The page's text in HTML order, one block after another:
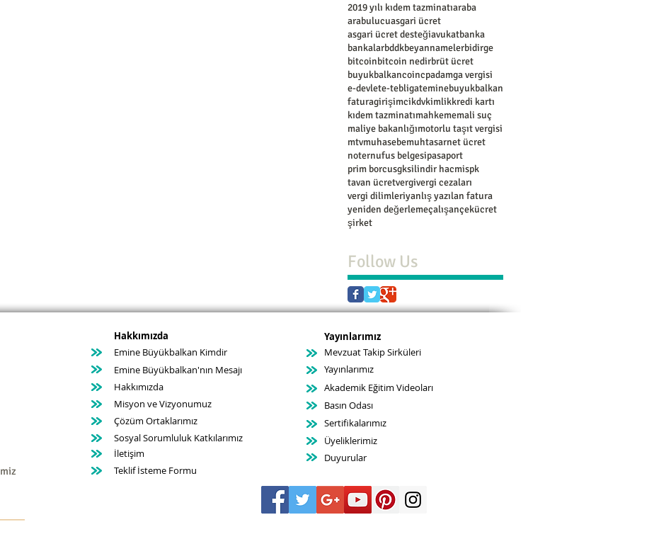
2019 yılı kıdem tazminatıaraba
arabulucuasgari ücret
asgari ücret desteğiavukatbanka
bankalarbddkbeyannamelerbidirge
bitcoinbitcoin nedirbrüt ücret
buyukbalkancoincpadamga vergisi
e-devlete-tebligateminebuyukbalkan
faturagirişimcikdvkimlikkredi kartı
kıdem tazminatımahkememali suç
maliye bakanlığımotorlu taşıt vergisi
mtvmuhasebemuhtasarnet ücret
noternufus belgesipasaport
prim borcusgksilindir hacmispk
tavan ücretvergivergi cezaları
vergi dilimleriyanlış yazılan fatura
yeniden değerlemeçalışançekücret
şirket
Follow Us
miz
Hakkımızda
Emine Büyükbalkan Kimdir
Emine Büyükbalkan'nın Mesajı
Hakkımızda
Misyon ve Vizyonumuz
Çözüm Ortaklarımız
Sosyal Sorumluluk Katkılarımız
İletişim
Teklif İsteme Formu
Yayınlarımız
Mevzuat Takip Sirküleri
Yayınlarımız
Akademik Eğitim Videoları
Basın Odası
Sertifikalarımız
Üyeliklerimiz
Duyurular